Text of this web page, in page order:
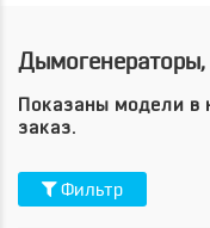
Показаны модели в
заказ.
Фильтр